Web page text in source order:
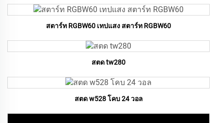
สตาร์ท RGBW60 เทปแสง สตาร์ท RGBW60
สตด tw280
สตด w528 โคบ 24 วอล